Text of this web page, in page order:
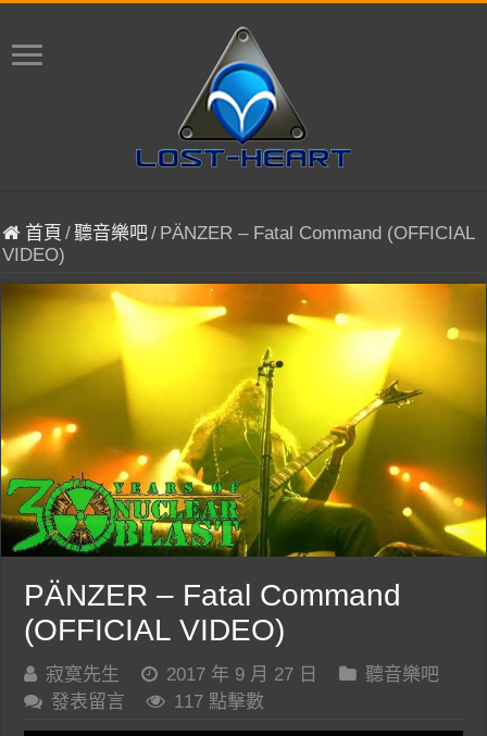
首頁 /聽音樂吧/ PÄNZER – Fatal Command (OFFICIAL
VIDEO)
PÄNZER – Fatal Command
(OFFICIAL VIDEO)
寂寞先生 2017 年 9 月 27 日
聽音樂吧
發表留言
117 點擊數